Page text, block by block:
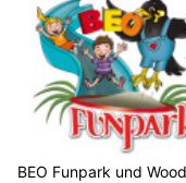
BEO Funpark und